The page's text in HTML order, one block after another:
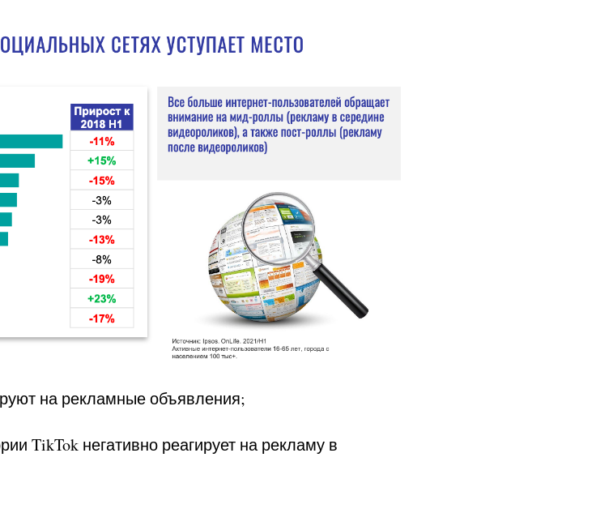
на рекламные объявления;
TikTok негативно реагирует на рекламу в